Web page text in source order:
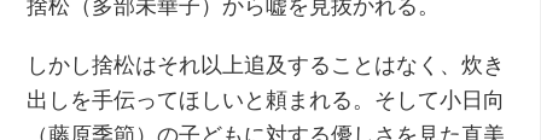
しかし捨松はそれ以上追及することはなく、炊き
出しを手伝ってほしいと頼まれる。そして小日向
（藤原季節）の子どもに対する優しさを見た直美